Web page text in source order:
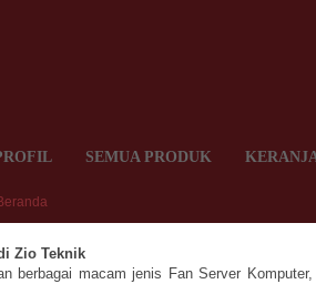
SEMUA PRODUK
Zio Teknik
berbagai macam jenis Fan Server